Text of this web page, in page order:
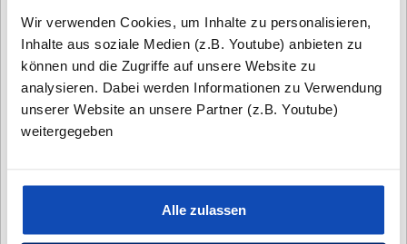
Wir verwenden Cookies, um Inhalte zu personalisieren,
Inhalte aus soziale Medien (z.B. Youtube) anbieten zu
können und die Zugriffe auf unsere Website zu
analysieren. Dabei werden Informationen zu Verwendung
unserer Website an unsere Partner (z.B. Youtube)
weitergegeben
Alle zulassen
HAMBURG - SCHNELSEN, IM GINSTERBUSCH DH
Ein Doppelhaus im Stil der modernen
Bauhausarchitekt
HAMBURG- WILHELMSBURG, JENERSEITEDEICH
Ein modernes Doppelhaus